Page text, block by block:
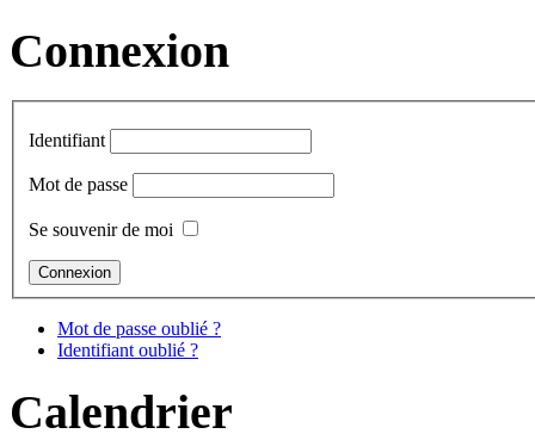
Connexion
Identifiant
Mot de passe
Se souvenir de moi
Mot de passe oublié ?
Identifiant oublié ?
Calendrier